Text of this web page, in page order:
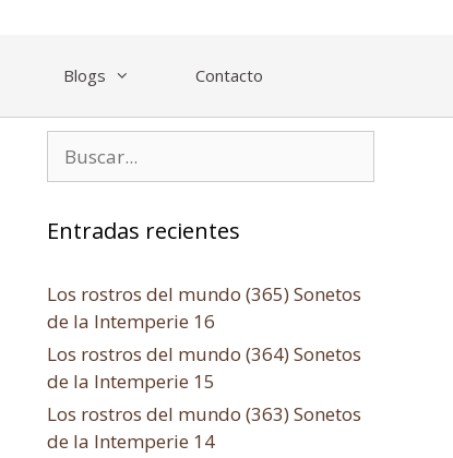
Blogs Contacto
Entradas recientes
Los rostros del mundo (365) Sonetos
de la Intemperie 16
Los rostros del mundo (364) Sonetos
de la Intemperie 15
Los rostros del mundo (363) Sonetos
de la Intemperie 14